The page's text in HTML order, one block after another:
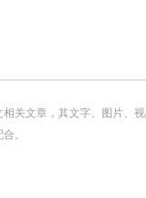
关文章，其文字、图片、
。